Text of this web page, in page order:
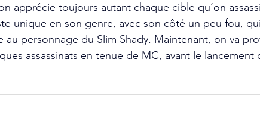
apprécie toujours autant chaque cible qu’on
unique en son genre, avec son côté un peu fou,
au personnage du Slim Shady. Maintenant, on va
assassinats en tenue de MC, avant le lancement